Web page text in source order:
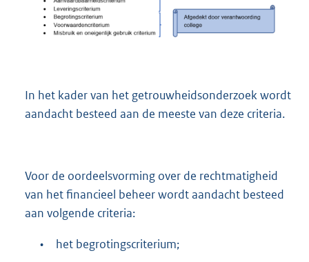
In het kader van het getrouwheidsonderzoek wordt
aandacht besteed aan de meeste van deze criteria.
Voor de oordeelsvorming over de rechtmatigheid
van het financieel beheer wordt aandacht besteed
aan volgende criteria:
• het begrotingscriterium;